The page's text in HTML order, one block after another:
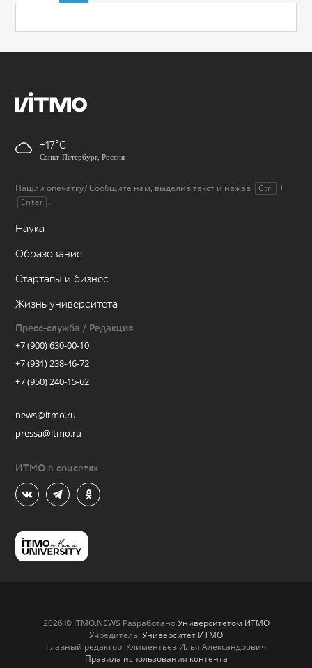
+17
Санкт-Петербург, Россия
Нашли опечатку? Сообщите нам, выделив текст и нажав Ctrl +
Enter .
Наука
Образование
Стартапы и бизнес
Жизнь университета
Пресс-служба / Редакция
+7 (900) 630-00-10
+7 (931) 238-46-72
+7 (950) 240-15-62
news@itmo.ru
pressa@itmo.ru
ИТМО в соцсетях
2026 © ITMO.NEWS РазработаноУниверситетом ИТМО
Учредитель: Университет ИТМО
Главный редактор: Климентьев Илья Александрович
Правила использования контента